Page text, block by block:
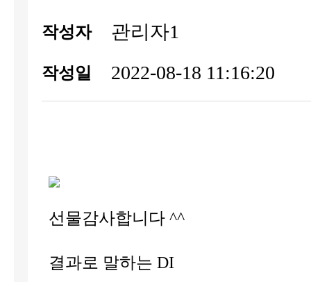
작성자 관리자1
작성일 2022-08-18 11:16:20
선물감사합니다 ^^
결과로 말하는 DI